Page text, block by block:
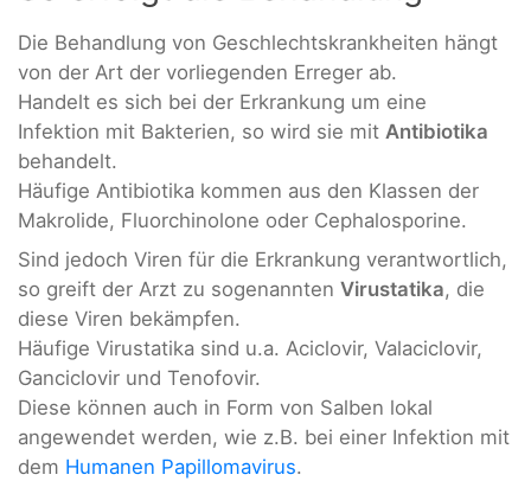
Die Behandlung von Geschlechtskrankheiten hängt
von der Art der vorliegenden Erreger ab.
Handelt es sich bei der Erkrankung um eine
Infektion mit Bakterien, so wird sie mit Antibiotika
behandelt.
Häufige Antibiotika kommen aus den Klassen der
Makrolide, Fluorchinolone oder Cephalosporine.
Sind jedoch Viren für die Erkrankung verantwortlich,
so greift der Arzt zu sogenannten Virustatika, die
diese Viren bekämpfen.
Häufige Virustatika sind u.a. Aciclovir, Valaciclovir,
Ganciclovir und Tenofovir.
Diese können auch in Form von Salben lokal
angewendet werden, wie z.B. bei einer Infektion mit
dem Humanen Papillomavirus.